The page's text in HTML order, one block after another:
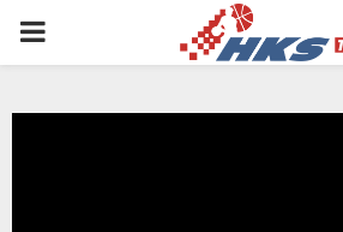
PRIMARY